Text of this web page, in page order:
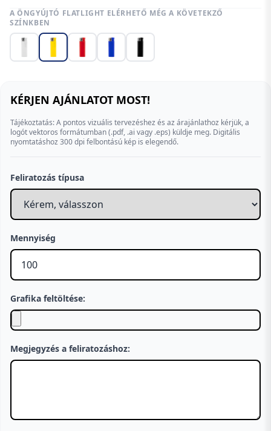
A ÖNGYÚJTÓ FLATLIGHT ELÉRHETŐ MÉG A KÖVETEKZŐ
SZÍNKBEN
KÉRJEN AJÁNLATOT MOST!
Tájékoztatás: A pontos vizuális tervezéshez és az árajánlathoz kérjük, a
logót vektoros formátumban (.pdf, .ai vagy .eps) küldje meg. Digitális
nyomtatáshoz 300 dpi felbontású kép is elegendő.
Feliratozás típusa
Mennyiség
Grafika feltöltése:
Megjegyzés a feliratozáshoz: